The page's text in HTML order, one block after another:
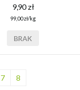
9,90 zł
99,00 zł/kg
BRAK
7 8